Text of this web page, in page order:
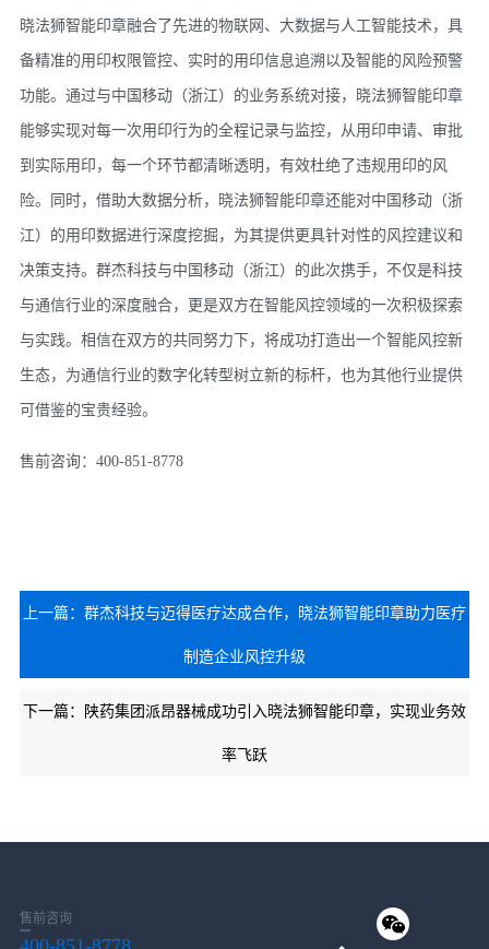
晓法狮智能印章融合了先进的物联网、大数据与人工智能技术，具
备精准的用印权限管控、实时的用印信息追溯以及智能的风险预警
功能。通过与中国移动（浙江）的业务系统对接，晓法狮智能印章
能够实现对每一次用印行为的全程记录与监控，从用印申请、审批
到实际用印，每一个环节都清晰透明，有效杜绝了违规用印的风
险。同时，借助大数据分析，晓法狮智能印章还能对中国移动（浙
江）的用印数据进行深度挖掘，为其提供更具针对性的风控建议和
决策支持。群杰科技与中国移动（浙江）的此次携手，不仅是科技
与通信行业的深度融合，更是双方在智能风控领域的一次积极探索
与实践。相信在双方的共同努力下，将成功打造出一个智能风控新
生态，为通信行业的数字化转型树立新的标杆，也为其他行业提供
可借鉴的宝贵经验。
售前咨询：400-851-8778
上一篇：群杰科技与迈得医疗达成合作，晓法狮智能印章助力医疗
制造企业风控升级
下一篇：陕药集团派昂器械成功引入晓法狮智能印章，实现业务效
率飞跃
售前咨询